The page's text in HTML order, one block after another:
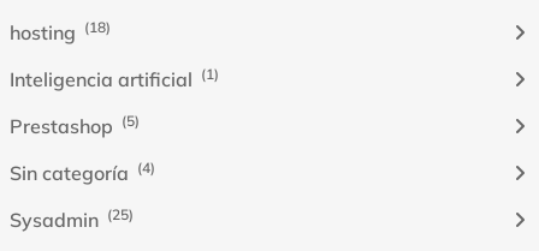
hosting (18)
Inteligencia artificial (1)
Prestashop (5)
Sin categoría (4)
Sysadmin (25)